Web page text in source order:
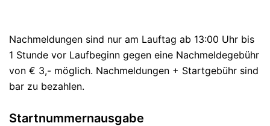
Nachmeldungen sind nur am Lauftag ab 13:00 Uhr bis
1 Stunde vor Laufbeginn gegen eine Nachmeldegebühr
von € 3,- möglich. Nachmeldungen + Startgebühr sind
bar zu bezahlen.
Startnummernausgabe